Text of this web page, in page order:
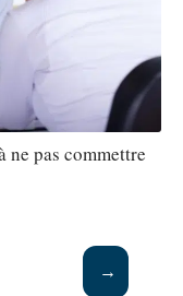
pas commettre